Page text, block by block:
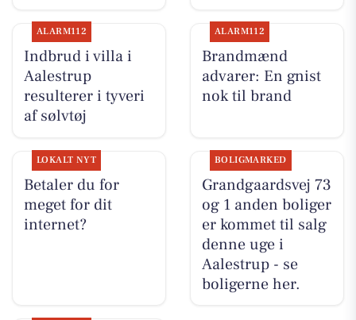
ALARM112
Indbrud i villa i
Aalestrup
resulterer i tyveri
af sølvtøj
ALARM112
Brandmænd
advarer: En gnist
nok til brand
LOKALT NYT
Betaler du for
meget for dit
internet?
BOLIGMARKED
Grandgaardsvej 73
og 1 anden boliger
er kommet til salg
denne uge i
Aalestrup - se
boligerne her.